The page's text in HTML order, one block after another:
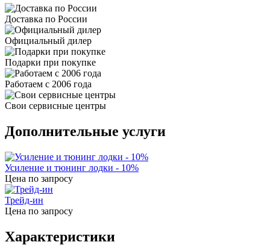
Доставка по России
Официальный дилер
Подарки при покупке
Работаем с 2006 года
Свои сервисные центры
Дополнительные услуги
Усиление и тюнинг лодки - 10%
Цена по запросу
Трейд-ин
Цена по запросу
Характеристики